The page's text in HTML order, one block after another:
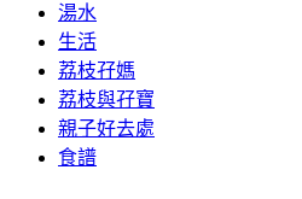
湯水
生活
荔枝孖媽
荔枝與孖寶
親子好去處
食譜